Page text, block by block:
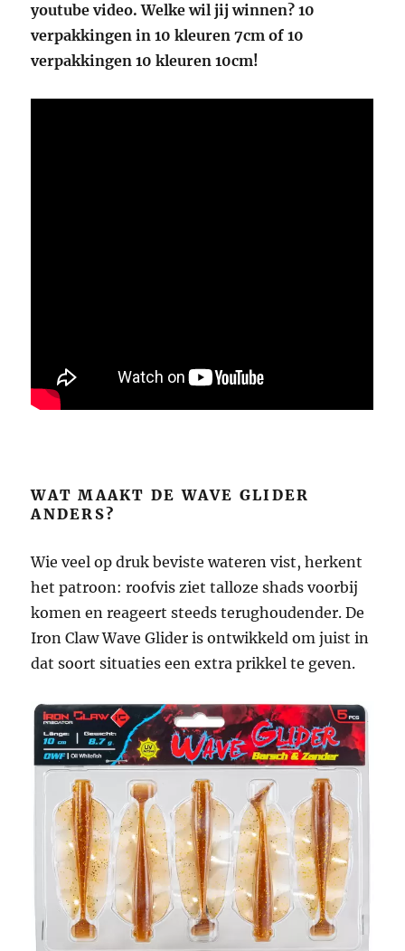
youtube video. Welke wil jij winnen? 10
verpakkingen in 10 kleuren 7cm of 10
verpakkingen 10 kleuren 10cm!
WAT MAAKT DE WAVE GLIDER
ANDERS?
Wie veel op druk beviste wateren vist, herkent
het patroon: roofvis ziet talloze shads voorbij
komen en reageert steeds terughoudender. De
Iron Claw Wave Glider is ontwikkeld om juist in
dat soort situaties een extra prikkel te geven.